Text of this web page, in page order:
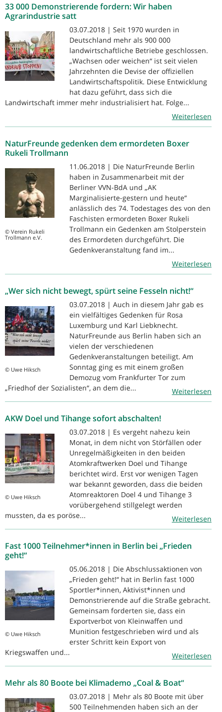
33 000 Demonstrierende fordern: Wir haben
Agrarindustrie satt
03.07.2018 | Seit 1970 wurden in
Deutschland mehr als 900 000
landwirtschaftliche Betriebe geschlossen.
„Wachsen oder weichen“ ist seit vielen
Jahrzehnten die Devise der offiziellen
Landwirtschaftspolitik. Diese Entwicklung
hat dazu geführt, dass sich die
Landwirtschaft immer mehr industrialisiert hat. Folge...
Weiterlesen
NaturFreunde gedenken dem ermordeten Boxer
Rukeli Trollmann
© Verein Rukeli
Trollmann e.V.
11.06.2018 | Die NaturFreunde Berlin
haben in Zusammenarbeit mit der
Berliner VVN-BdA und „AK
Marginalisierte-gestern und heute“
anlässlich des 74. Todestages des von den
Faschisten ermordeten Boxer Rukeli
Trollmann ein Gedenken am Stolperstein
des Ermordeten durchgeführt. Die
Gedenkveranstaltung fand im...
Weiterlesen
„Wer sich nicht bewegt, spürt seine Fesseln nicht!“
© Uwe Hiksch
03.07.2018 | Auch in diesem Jahr gab es
ein vielfältiges Gedenken für Rosa
Luxemburg und Karl Liebknecht.
NaturFreunde aus Berlin haben sich an
vielen der verschiedenen
Gedenkveranstaltungen beteiligt. Am
Sonntag ging es mit einem großen
Demozug vom Frankfurter Tor zum
„Friedhof der Sozialisten“, an dem die...
Weiterlesen
AKW Doel und Tihange sofort abschalten!
© Uwe Hiksch
03.07.2018 | Es vergeht nahezu kein
Monat, in dem nicht von Störfällen oder
Unregelmäßigkeiten in den beiden
Atomkraftwerken Doel und Tihange
berichtet wird. Erst vor wenigen Tagen
war bekannt geworden, dass die beiden
Atomreaktoren Doel 4 und Tihange 3
vorübergehend stillgelegt werden
mussten, da es poröse...
Weiterlesen
Fast 1000 Teilnehmer*innen in Berlin bei „Frieden
geht!“
© Uwe Hiksch
05.06.2018 | Die Abschlussaktionen von
„Frieden geht!“ hat in Berlin fast 1000
Sportler*innen, Aktivist*innen und
Demonstrierende auf die Straße gebracht.
Gemeinsam forderten sie, dass ein
Exportverbot von Kleinwaffen und
Munition festgeschrieben wird und als
erster Schritt kein Export von
Kriegswaffen und...
Weiterlesen
Mehr als 80 Boote bei Klimademo „Coal & Boat“
03.07.2018 | Mehr als 80 Boote mit über
500 Teilnehmenden haben sich an der